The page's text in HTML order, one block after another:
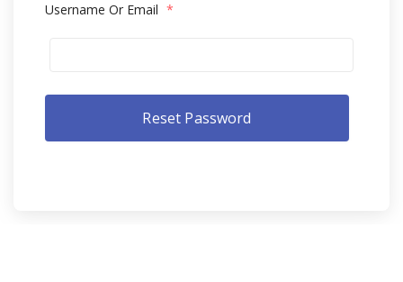
Username Or Email *